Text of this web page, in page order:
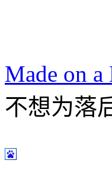
Made on a
不想为落